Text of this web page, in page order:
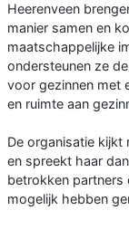
Heerenveen
manier samen en
maatschappelijke
ondersteunen ze
voor gezinnen met
en ruimte aan
De organisatie
en spreekt haar
betrokken partners
mogelijk hebben